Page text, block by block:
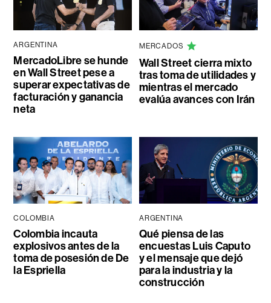
ARGENTINA
MercadoLibre se hunde
en Wall Street pese a
superar expectativas de
facturación y ganancia
neta
MERCADOS
Wall Street cierra mixto
tras toma de utilidades y
mientras el mercado
evalúa avances con Irán
COLOMBIA
Colombia incauta
explosivos antes de la
toma de posesión de De
la Espriella
ARGENTINA
Qué piensa de las
encuestas Luis Caputo
y el mensaje que dejó
para la industria y la
construcción